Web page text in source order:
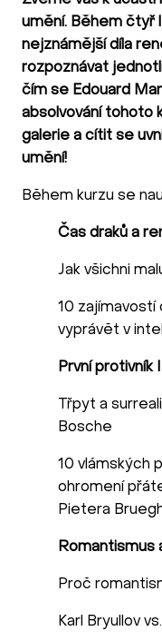
umění. Během čtyř
nejznámější díla
rozpoznávat
čím se Edouard
absolvování tohoto
galerie a cítit se
umění!
Během kurzu se
Čas draků a
Jak všichni
10 zajímavostí
vyprávět v
První
Třpyt a
Bosche
10 vlámských
ohromení
Pietera
Romantismus
Proč
Karl Bryullov